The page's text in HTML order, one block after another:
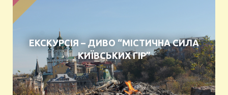
ЕКСКУРСІЯ – ДИВО “МІСТИЧНА СИЛА
КИЇВСЬКИХ ГІР”